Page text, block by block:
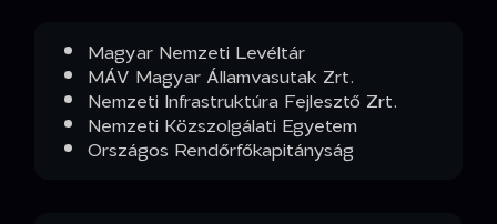
Magyar Nemzeti Levéltár
MÁV Magyar Államvasutak Zrt.
Nemzeti Infrastruktúra Fejlesztő Zrt.
Nemzeti Közszolgálati Egyetem
Országos Rendőrfőkapitányság